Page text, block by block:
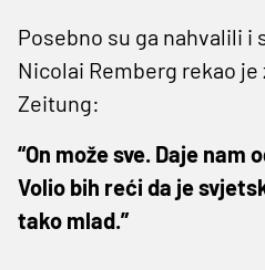
Posebno su ga nahvalili i
Nicolai Remberg rekao
Zeitung:
“On može sve. Daje
Volio bih reći da je
tako mlad.”